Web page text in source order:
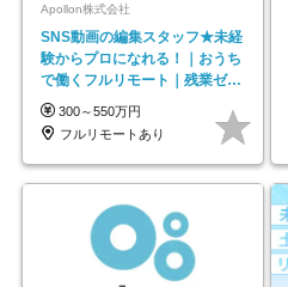
Apollon株式会社
SNS動画の編集スタッフ★未経
験からプロになれる！｜おうち
で働くフルリモート｜残業ゼロ
で18時退勤◎
300～550万円
フルリモートあり